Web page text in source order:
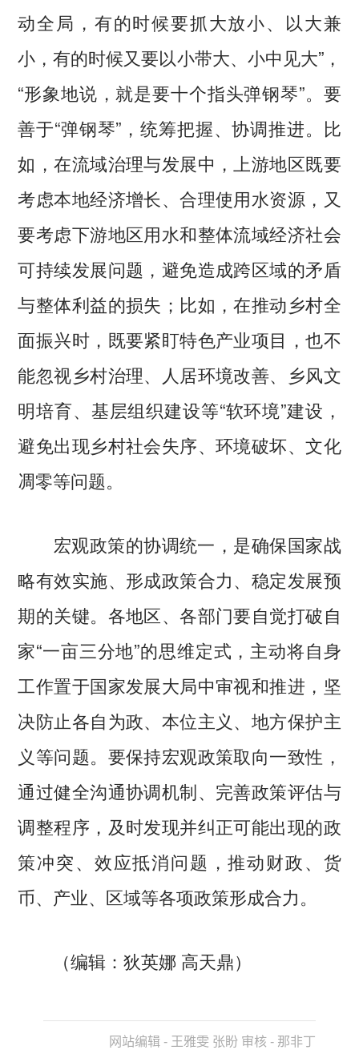
动全局，有的时候要抓大放小、以大兼
小，有的时候又要以小带大、小中见大”，
“形象地说，就是要十个指头弹钢琴”。要
善于“弹钢琴”，统筹把握、协调推进。比
如，在流域治理与发展中，上游地区既要
考虑本地经济增长、合理使用水资源，又
要考虑下游地区用水和整体流域经济社会
可持续发展问题，避免造成跨区域的矛盾
与整体利益的损失；比如，在推动乡村全
面振兴时，既要紧盯特色产业项目，也不
能忽视乡村治理、人居环境改善、乡风文
明培育、基层组织建设等“软环境”建设，
避免出现乡村社会失序、环境破坏、文化
凋零等问题。
宏观政策的协调统一，是确保国家战
略有效实施、形成政策合力、稳定发展预
期的关键。各地区、各部门要自觉打破自
家“一亩三分地”的思维定式，主动将自身
工作置于国家发展大局中审视和推进，坚
决防止各自为政、本位主义、地方保护主
义等问题。要保持宏观政策取向一致性，
通过健全沟通协调机制、完善政策评估与
调整程序，及时发现并纠正可能出现的政
策冲突、效应抵消问题，推动财政、货
币、产业、区域等各项政策形成合力。
（编辑：狄英娜 高天鼎）
网站编辑 - 王雅雯 张盼 审核 - 那非丁